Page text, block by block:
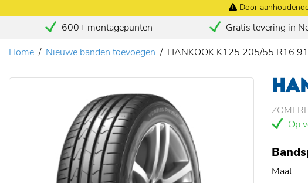
Door
600+ montagepunten Gratis levering in
Home
Nieuwe banden toevoegen HANKOOK K125 205/55 R16
Op
Maat